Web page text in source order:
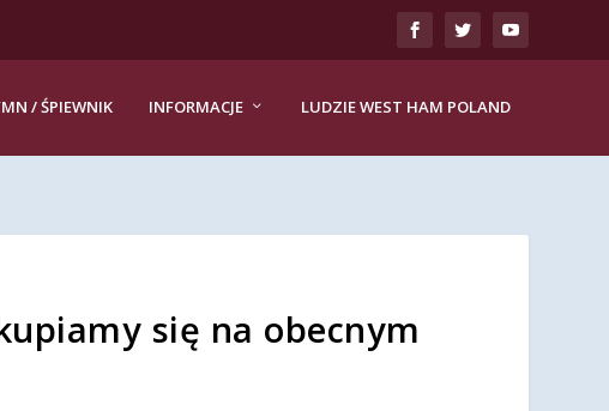
/ ŚPIEWNIK INFORMACJE LUDZIE WEST HAM POLAND
się na obecnym